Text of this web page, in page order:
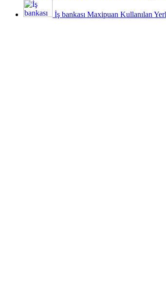
İş bankası Maxipuan Kullanılan